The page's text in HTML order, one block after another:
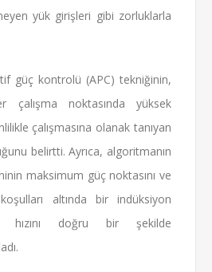
yük girişleri gibi zorluklarla
güç kontrolü (APC) tekniğinin,
çalışma noktasında yüksek
çalışmasına olanak tanıyan
belirtti. Ayrıca, algoritmanın
maksimum güç noktasını ve
altında bir indüksiyon
hızını doğru bir şekilde